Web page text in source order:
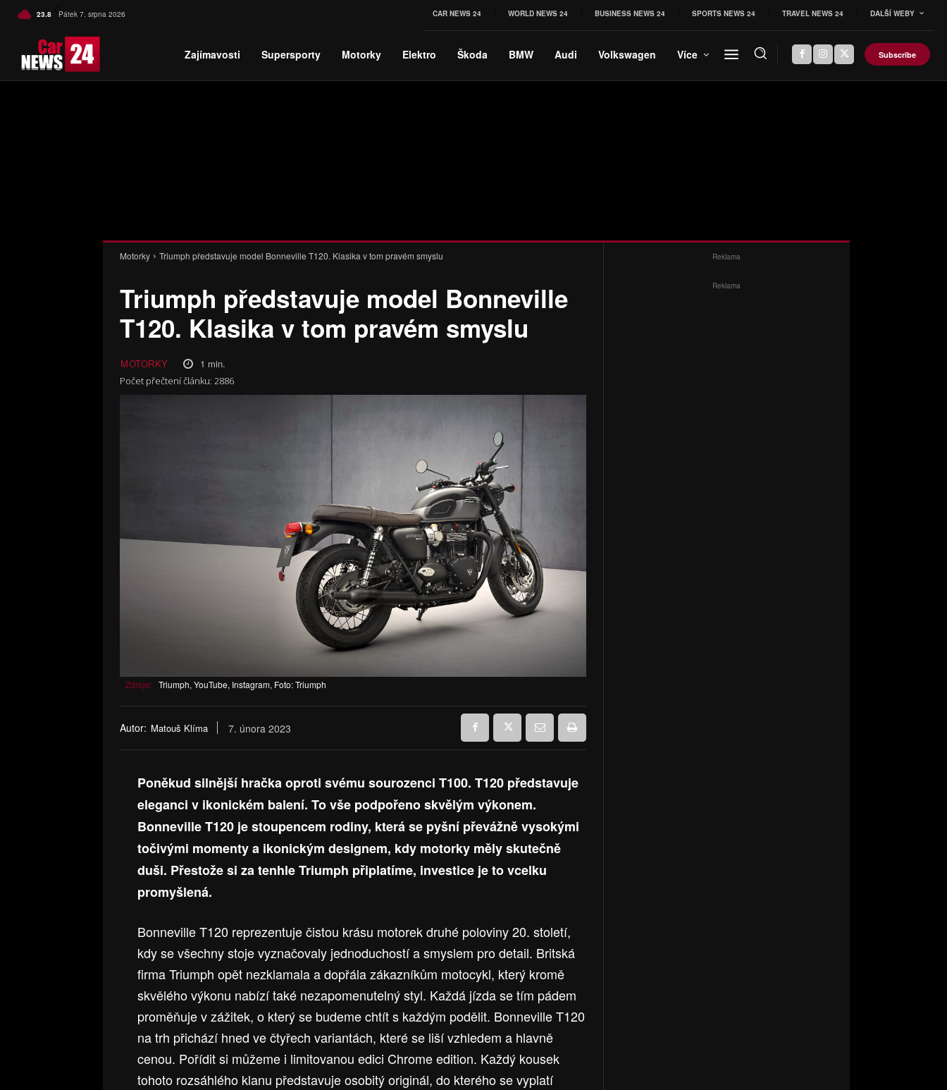
23.8 C Czech
Pátek 7. srpna 2026 CAR NEWS 24 WORLD NEWS 24 BUSINESS NEWS 24 SPORTS NEWS 24 TRAVEL NEWS 24 DALŠÍ WEBY
Zajímavosti Supersporty Motorky Elektro Škoda BMW Audi Volkswagen Více Subscribe
Motorky Triumph představuje model Bonneville T120. Klasika v tom pravém smyslu
Triumph představuje model Bonneville
T120. Klasika v tom pravém smyslu
MOTORKY 1 min.
Počet přečtení článku: 2886
Zdroje: Triumph, YouTube, Instagram, Foto: Triumph
Autor: Matouš Klíma 7. února 2023
Poněkud silnější hračka oproti svému sourozenci T100. T120 představuje
eleganci v ikonickém balení. To vše podpořeno skvělým výkonem.
Bonneville T120 je stoupencem rodiny, která se pyšní převážně vysokými
točivými momenty a ikonickým designem, kdy motorky měly skutečně
duši. Přestože si za tenhle Triumph připlatíme, investice je to vcelku
promyšlená.
Bonneville T120 reprezentuje čistou krásu motorek druhé poloviny 20. století,
kdy se všechny stoje vyznačovaly jednoduchostí a smyslem pro detail. Britská
firma Triumph opět nezklamala a dopřála zákazníkům motocykl, který kromě
skvělého výkonu nabízí také nezapomenutelný styl. Každá jízda se tím pádem
proměňuje v zážitek, o který se budeme chtít s každým podělit. Bonneville T120
na trh přichází hned ve čtyřech variantách, které se liší vzhledem a hlavně
cenou. Pořídit si můžeme i limitovanou edici Chrome edition. Každý kousek
tohoto rozsáhlého klanu představuje osobitý originál, do kterého se vyplatí
Reklama
Reklama